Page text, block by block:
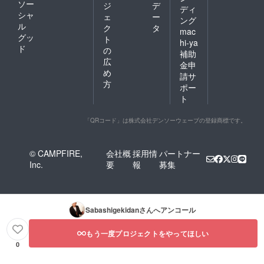
ソー
シャ
ル
グッ
ド
ジ
ェ
ク
ト
の
広
め
方
デ
ー
タ
ディ
ング
mac
hi-ya
補助
金申
請サ
ポー
ト
「QRコード」は株式会社デンソーウェーブの登録商標です。
© CAMPFIRE,
Inc.
会社概
要
採用情
報
パートナー
募集
Sabashigekidanさんへアンコール
0
もう一度プロジェクトをやってほしい